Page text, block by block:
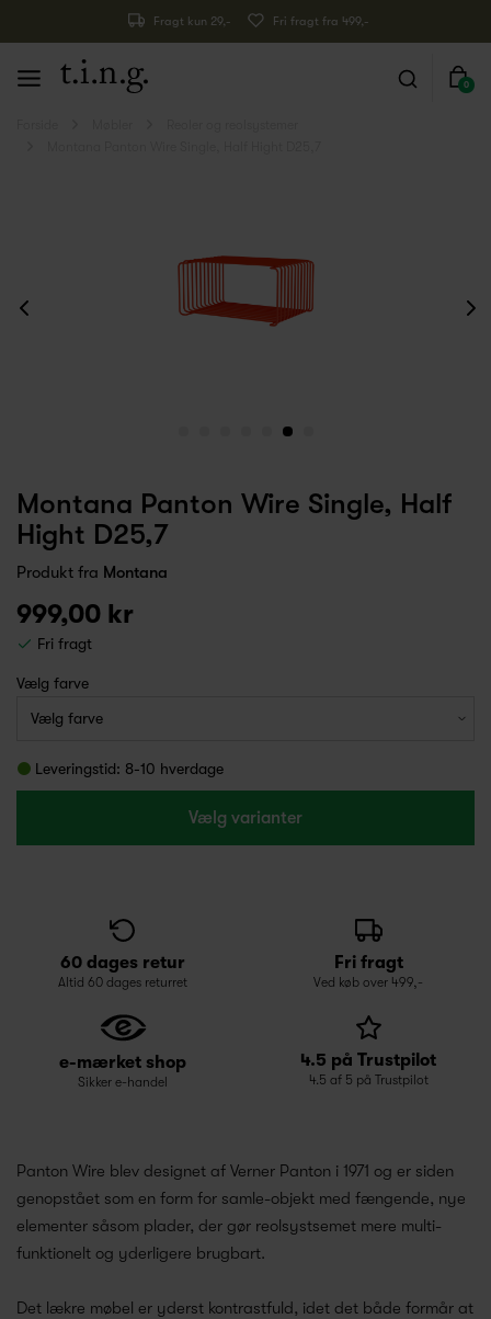
Fragt kun 29,- Fri fragt fra 499,-
0
Montana Panton Wire Single, Half
Hight D25,7
Produkt fra Montana
999,00 kr
Fri fragt
Vælg farve
Leveringstid: 8-10 hverdage
Vælg varianter
60 dages retur
Altid 60 dages returret
Fri fragt
Ved køb over 499,-
e-mærket shop
Sikker e-handel
4.5 på Trustpilot
4.5 af 5 på Trustpilot
Panton Wire blev designet af Verner Panton i 1971 og er siden
genopstået som en form for samle-objekt med fængende, nye
elementer såsom plader, der gør reolsystsemet mere multi-
funktionelt og yderligere brugbart.
Det lækre møbel er yderst kontrastfuld, idet det både formår at